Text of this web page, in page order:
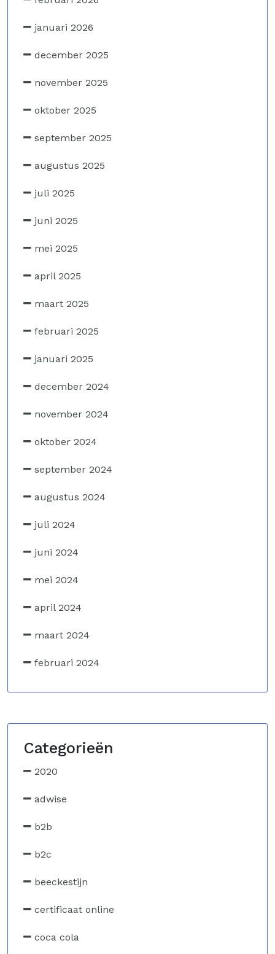
januari 2026
december 2025
november 2025
oktober 2025
september 2025
augustus 2025
juli 2025
juni 2025
mei 2025
april 2025
maart 2025
februari 2025
januari 2025
december 2024
november 2024
oktober 2024
september 2024
augustus 2024
juli 2024
juni 2024
mei 2024
april 2024
maart 2024
februari 2024
Categorieën
2020
adwise
b2b
b2c
beeckestijn
certificaat online
coca cola